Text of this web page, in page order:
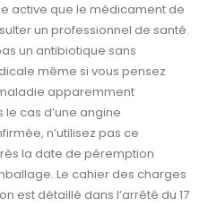
active que le médicament de
un professionnel de santé.
un antibiotique sans
même si vous pensez
apparemment
cas d’une angine
n’utilisez pas ce
la date de péremption
Le cahier des charges
est détaillé dans l’arrêté du 17